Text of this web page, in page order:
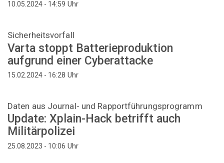
10.05.2024 - 14:59 Uhr
Sicherheitsvorfall
Varta stoppt Batterieproduktion
aufgrund einer Cyberattacke
15.02.2024 - 16:28 Uhr
Daten aus Journal- und Rapportführungsprogramm
Update: Xplain-Hack betrifft auch
Militärpolizei
25.08.2023 - 10:06 Uhr